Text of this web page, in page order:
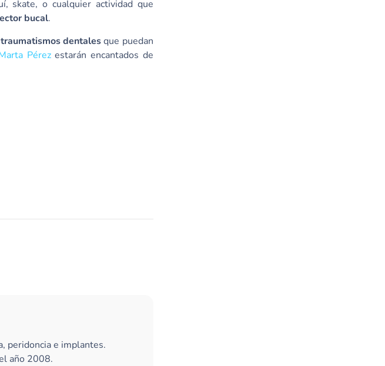
skate, o cualquier actividad que
bucal.
traumatismos dentalesque puedan
Pérezestarán encantados de
peridoncia e implantes.
año 2008.